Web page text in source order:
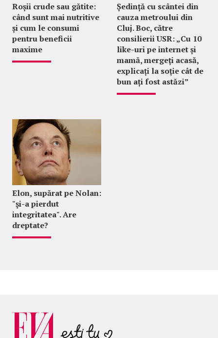
Roșii crude sau gătite:
când sunt mai nutritive
și cum le consumi
pentru beneficii
maxime
Ședință cu scântei din
cauza metroului din
Cluj. Boc, către
consilierii USR: „Cu 10
like-uri pe internet și
mamă, mergeți acasă,
explicați la soție cât de
bun ați fost astăzi”
Elon, supărat pe Nolan:
"şi-a pierdut
integritatea". Are
dreptate?